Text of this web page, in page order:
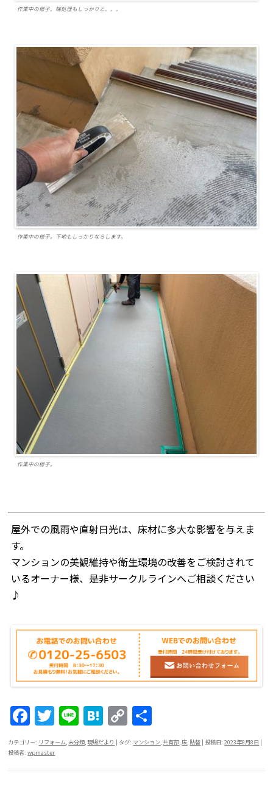
作業中の様子。端処理もしっかりと。。。
作業中の様子。下地もしっかりならします。
作業中の様子。
屋外での風雨や直射日光は、床材に多大な影響を与えま
す。
マンションの美観維持や衛生環境の改善をご検討されて
いるオーナー様、是非サークルラインへご相談ください
♪
F
a
c
T
w
itt
Li
n
e
H
at
e
C
o
p
有
カテゴリー: リフォーム,未分類, 現場だより | タグ: マンション,共有部,床, 貼替 | 投稿日:2023年8月8日 |
投稿者:wpmaster